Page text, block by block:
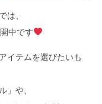
は、
中です
イテムを選びたいも
」や、